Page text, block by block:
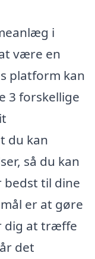
i
være en
platform kan
3 forskellige
du kan
så du kan
til dine
er at gøre
dig at træffe
det